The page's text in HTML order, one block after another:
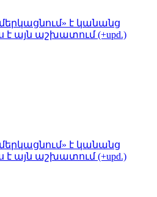
է կանանց
է այն աշխատում (+upd.)
է կանանց
է այն աշխատում (+upd.)